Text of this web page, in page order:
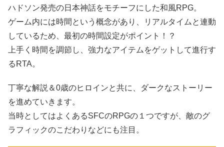
ハドソン発売の日本神話をモチーフにした和風RPG。
ゲーム内には時間という概念があり、リアルタイムと連動
しているため、最初の時間設定がポイント！？
上手く時間を調節し、強力なアイテムをゲットして進行す
るRTA。
丁寧な解説＆0歳のヒロインと共に、ダークなストーリー
を進めていきます。
当時としてはよくあるSFCのRPGの１つですが、敵のグ
ラフィックのこだわりなどにも注目。